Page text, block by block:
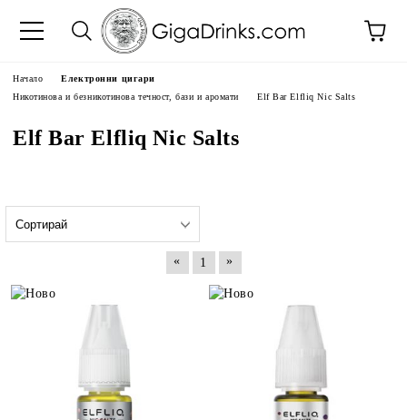
Начало
Електронни цигари
Никотинова и безникотинова течност, бази и аромати
Elf Bar Elfliq Nic Salts
Elf Bar Elfliq Nic Salts
« 1 »